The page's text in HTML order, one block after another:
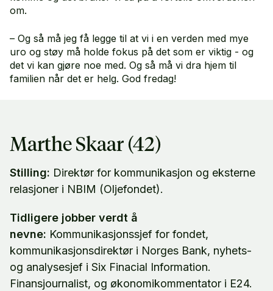
om.
– Og så må jeg få legge til at vi i en verden med mye
uro og støy må holde fokus på det som er viktig - og
det vi kan gjøre noe med. Og så må vi dra hjem til
familien når det er helg. God fredag!
Marthe Skaar (42)
Stilling: Direktør for kommunikasjon og eksterne
relasjoner i NBIM (Oljefondet).
Tidligere jobber verdt å
nevne: Kommunikasjonssjef for fondet,
kommunikasjonsdirektør i Norges Bank, nyhets-
og analysesjef i Six Finacial Information.
Finansjournalist, og økonomikommentator i E24.